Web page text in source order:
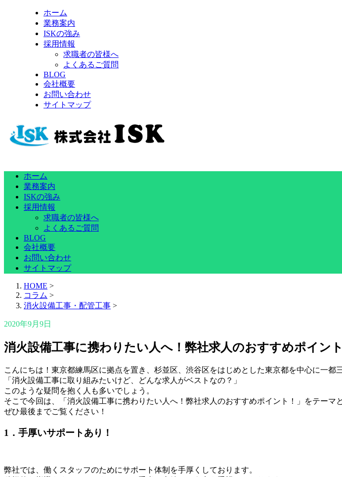
ホーム
業務案内
ISKの強み
採用情報
求職者の皆様へ
よくあるご質問
BLOG
会社概要
お問い合わせ
サイトマップ
ホーム
業務案内
ISKの強み
採用情報
求職者の皆様へ
よくあるご質問
BLOG
会社概要
お問い合わせ
サイトマップ
HOME >
コラム >
消火設備工事・配管工事 >
2020年9月9日
消火設備工事に携わりたい人へ！弊社求人のおすすめポイント
こんにちは！東京都練馬区に拠点を置き、杉並区、渋谷区をはじめとした東京都を中心に一都
「消火設備工事に取り組みたいけど、どんな求人がベストなの？」
このような疑問を抱く人も多いでしょう。
そこで今回は、「消火設備工事に携わりたい人へ！弊社求人のおすすめポイント！」をテーマ
ぜひ最後までご覧ください！
1．手厚いサポートあり！
弊社では、働くスタッフのためにサポート体制を手厚くしております。